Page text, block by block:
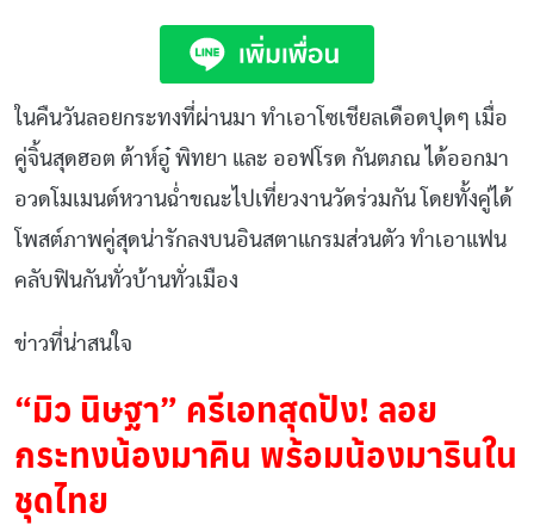
ในคืนวันลอยกระทงที่ผ่านมา ทำเอาโซเชียลเดือดปุดๆ เมื่อ
คู่จิ้นสุดฮอต ต้าห์อู๋ พิทยา และ ออฟโรด กันตภณ ได้ออกมา
อวดโมเมนต์หวานฉ่ำขณะไปเที่ยวงานวัดร่วมกัน โดยทั้งคู่ได้
โพสต์ภาพคู่สุดน่ารักลงบนอินสตาแกรมส่วนตัว ทำเอาแฟน
คลับฟินกันทั่วบ้านทั่วเมือง
ข่าวที่น่าสนใจ
“มิว นิษฐา” ครีเอทสุดปัง! ลอย
กระทงน้องมาคิน พร้อมน้องมารินใน
ชุดไทย